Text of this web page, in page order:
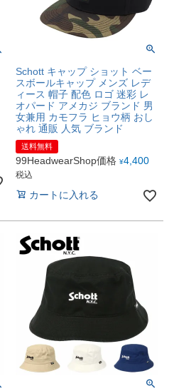
Schott キャップ ショット ベー
スボールキャップ メンズ レデ
ィース 帽子 配色 ロゴ 迷彩 レ
オパード アメカジ ブランド 男
女兼用 カモフラ ヒョウ柄 おし
ゃれ 通販 人気 ブランド
送料無料
99HeadwearShop価格 ¥4,400
税込
カートに入れる